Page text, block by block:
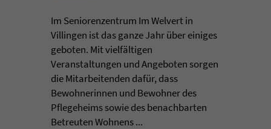
Im Seniorenzentrum Im Welvert in
Villingen ist das ganze Jahr über einiges
geboten. Mit vielfältigen
Veranstaltungen und Angeboten sorgen
die Mitarbeitenden dafür, dass
Bewohnerinnen und Bewohner des
Pflegeheims sowie des benachbarten
Betreuten Wohnens ...